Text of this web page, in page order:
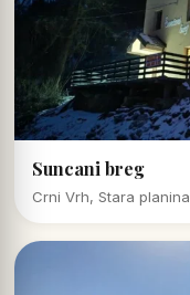
Suncani breg
Crni Vrh, Stara planina